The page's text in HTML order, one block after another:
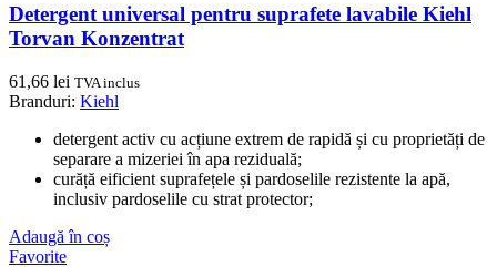
Detergent universal pentru suprafete lavabile Kiehl
Torvan Konzentrat
61,66 lei TVA inclus
Branduri: Kiehl
detergent activ cu acțiune extrem de rapidă și cu proprietăți de
separare a mizeriei în apa reziduală;
curăță eificient suprafețele și pardoselile rezistente la apă,
inclusiv pardoselile cu strat protector;
Adaugă în coș
Favorite